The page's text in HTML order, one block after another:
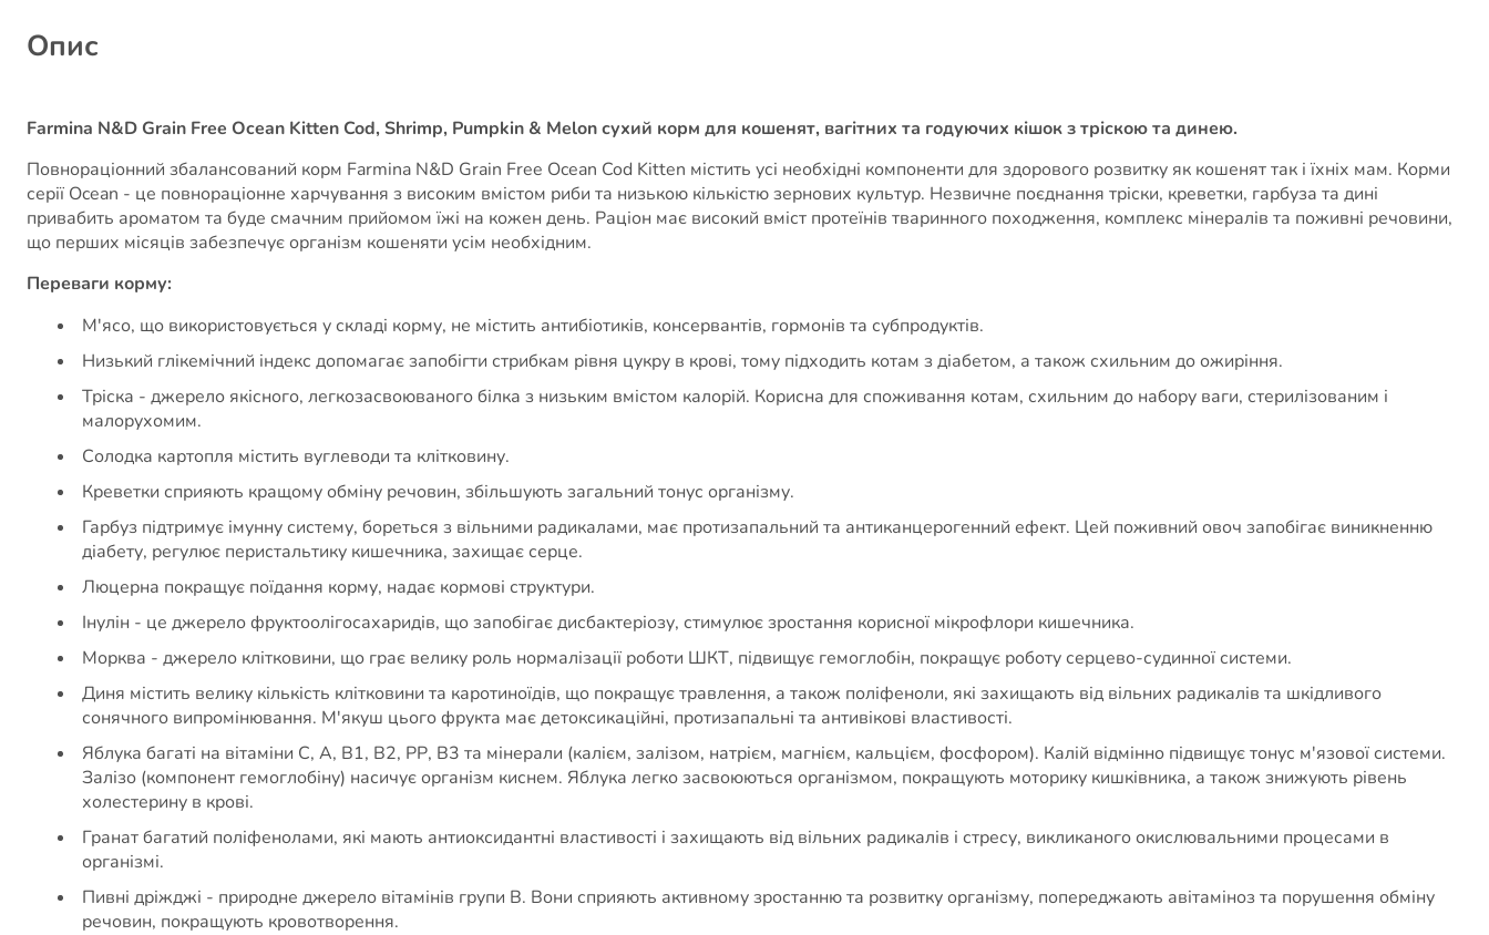
Опис
Farmina N&D Grain Free Ocean Kitten Cod, Shrimp, Pumpkin & Melon сухий корм для кошенят, вагітних та годуючих кішок з тріскою та динею​.
Повнораціонний збалансований корм Farmina N&D Grain Free Ocean Cod Kitten містить усі необхідні компоненти для здорового розвитку як кошенят так і їхніх мам. Корми
серії Ocean - це повнораціонне харчування з високим вмістом риби та низькою кількістю зернових культур. Незвичне поєднання тріски, креветки, гарбуза та дині
привабить ароматом та буде смачним прийомом їжі на кожен день. Раціон має високий вміст протеїнів тваринного походження, комплекс мінералів та поживні речовини,
що перших місяців забезпечує організм кошеняти усім необхідним.
Переваги корму:
М'ясо, що використовується у складі корму, не містить антибіотиків, консервантів, гормонів та субпродуктів.
Низький глікемічний індекс допомагає запобігти стрибкам рівня цукру в крові, тому підходить котам з діабетом, а також схильним до ожиріння.
Тріска - джерело якісного, легкозасвоюваного білка з низьким вмістом калорій. Корисна для споживання котам, схильним до набору ваги, стерилізованим і
малорухомим.
Солодка картопля містить вуглеводи та клітковину.
Креветки сприяють кращому обміну речовин, збільшують загальний тонус організму.
Гарбуз підтримує імунну систему, бореться з вільними радикалами, має протизапальний та антиканцерогенний ефект. Цей поживний овоч запобігає виникненню
діабету, регулює перистальтику кишечника, захищає серце.
Люцерна покращує поїдання корму, надає кормові структури.
Інулін - це джерело фруктоолігосахаридів, що запобігає дисбактеріозу, стимулює зростання корисної мікрофлори кишечника.
Морква - джерело клітковини, що грає велику роль нормалізації роботи ШКТ, підвищує гемоглобін, покращує роботу серцево-судинної системи.
Диня містить велику кількість клітковини та каротиноїдів, що покращує травлення, а також поліфеноли, які захищають від вільних радикалів та шкідливого
сонячного випромінювання. М'якуш цього фрукта має детоксикаційні, протизапальні та антивікові властивості.
Яблука багаті на вітаміни С, А, В1, В2, РР, В3 та мінерали (калієм, залізом, натрієм, магнієм, кальцієм, фосфором). Калій відмінно підвищує тонус м'язової системи.
Залізо (компонент гемоглобіну) насичує організм киснем. Яблука легко засвоюються організмом, покращують моторику кишківника, а також знижують рівень
холестерину в крові.
Гранат багатий поліфенолами, які мають антиоксидантні властивості і захищають від вільних радикалів і стресу, викликаного окислювальними процесами в
організмі.
Пивні дріжджі - природне джерело вітамінів групи В. Вони сприяють активному зростанню та розвитку організму, попереджають авітаміноз та порушення обміну
речовин, покращують кровотворення.